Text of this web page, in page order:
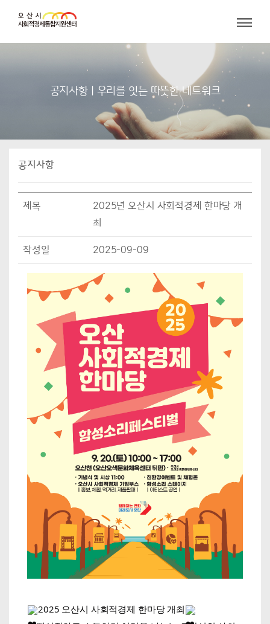
공지사항 | 우리를 잇는 따뜻한 네트워크
공지사항
제목
2025년 오산시 사회적경제 한마당 개
최
작성일 2025-09-09
2025 오산시 사회적경제 한마당 개최